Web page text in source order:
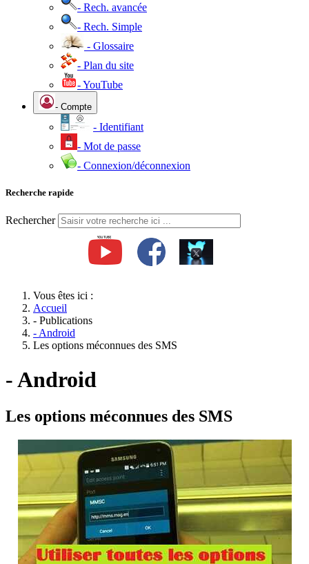
- Rech. avancée
- Rech. Simple
- Glossaire
- Plan du site
- YouTube
- Compte
- Identifiant
- Mot de passe
- Connexion/déconnexion
Recherche rapide
Rechercher
Vous êtes ici :
Accueil
- Publications
- Android
Les options méconnues des SMS
- Android
Les options méconnues des SMS